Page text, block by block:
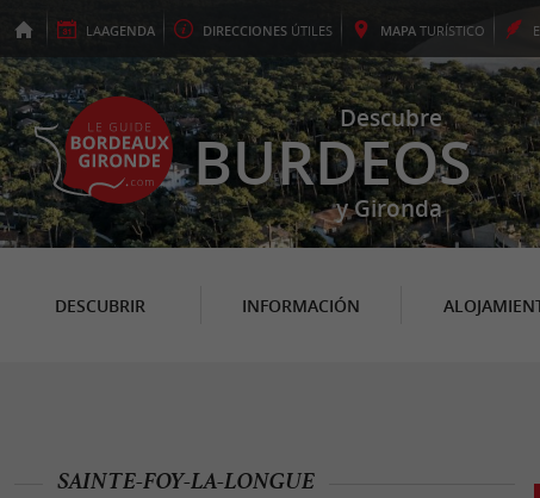
LAAGENDA DIRECCIONES ÚTILES MAPA TURÍSTICO
Descubre
BURDEOS
y Gironda
DESCUBRIR INFORMACIÓN
SAINTE-FOY-LA-LONGUE